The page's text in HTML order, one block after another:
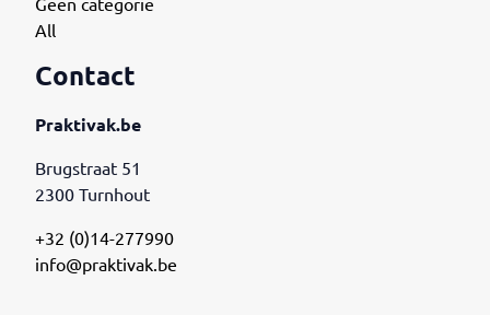
Contact
Praktivak.be
Brugstraat 51
2300 Turnhout
+32 (0)14-277990
info@praktivak.be
Geen categorie
All